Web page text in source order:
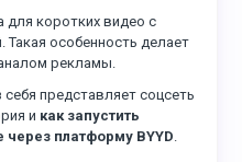
для коротких видео с
особенность делает
рекламы.
представляет соцсеть
и как запустить
платформу BYYD.